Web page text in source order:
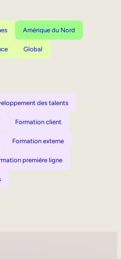
Amérique du Nord
Global
des talents
Formation client
Formation externe
première ligne